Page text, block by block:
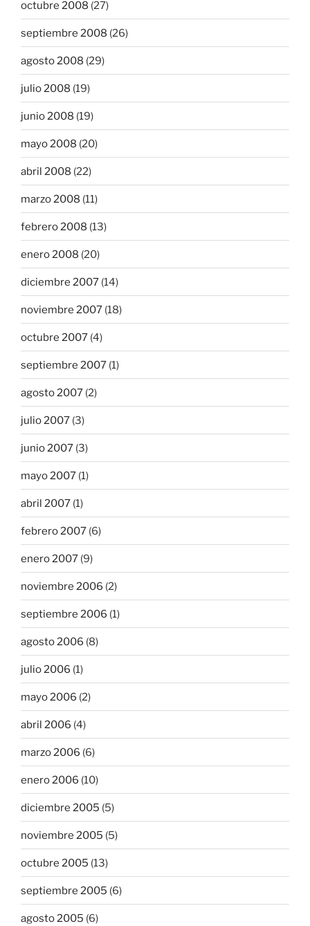
octubre 2008 (27)
septiembre 2008 (26)
agosto 2008 (29)
julio 2008 (19)
junio 2008 (19)
mayo 2008 (20)
abril 2008 (22)
marzo 2008 (11)
febrero 2008 (13)
enero 2008 (20)
diciembre 2007 (14)
noviembre 2007 (18)
octubre 2007 (4)
septiembre 2007 (1)
agosto 2007 (2)
julio 2007 (3)
junio 2007 (3)
mayo 2007 (1)
abril 2007 (1)
febrero 2007 (6)
enero 2007 (9)
noviembre 2006 (2)
septiembre 2006 (1)
agosto 2006 (8)
julio 2006 (1)
mayo 2006 (2)
abril 2006 (4)
marzo 2006 (6)
enero 2006 (10)
diciembre 2005 (5)
noviembre 2005 (5)
octubre 2005 (13)
septiembre 2005 (6)
agosto 2005 (6)